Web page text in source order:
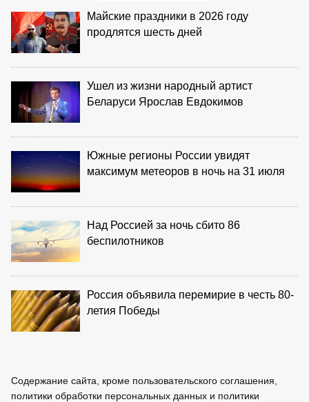
Майские праздники в 2026 году
продлятся шесть дней
Ушел из жизни народный артист
Беларуси Ярослав Евдокимов
Южные регионы России увидят
максимум метеоров в ночь на 31 июля
Над Россией за ночь сбито 86
беспилотников
Россия объявила перемирие в честь 80-
летия Победы
Содержание сайта, кроме пользовательского соглашения,
политики обработки персональных данных и политики